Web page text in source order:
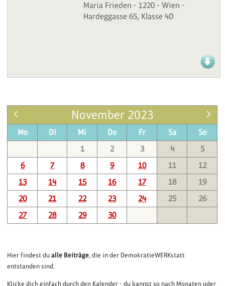
Maria Frieden - 1220 - Wien -
Hardeggasse 65, Klasse 4D
November 2023
Mo Di Mi Do Fr Sa
So
1
2 3 4
5
6
7 8 9 10 11
12
13
14 15 16 17 18
19
20
21 22 23 24 25
26
27
28 29 30
Hier findest dualle Beiträge, die in der DemokratieWERKstatt
entstanden sind.
Klicke dich einfach durch den Kalender - du kannst so nach Monaten oder